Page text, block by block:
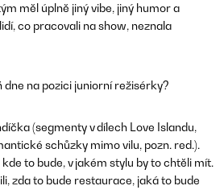
měl úplně jiný vibe, jiný humor a
co pracovali na show, neznala
dne na pozici juniorní režisérky?
(segmenty v dílech Love Islandu,
schůzky mimo vilu, pozn. red.).
to bude, v jakém stylu by to chtěli mít.
zda to bude restaurace, jaká to bude